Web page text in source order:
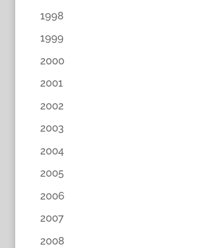
1998
1999
2000
2001
2002
2003
2004
2005
2006
2007
2008